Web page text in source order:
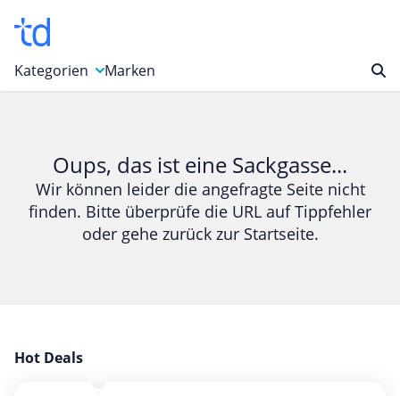
Kategorien
Bücher & Magazine
Computer & Elektronik
Entertainment & Media
Garten, Haushalt & Tiere
Marken
Oups, das ist eine Sackgasse...
Wir können leider die angefragte Seite nicht
finden. Bitte überprüfe die URL auf Tippfehler
oder gehe zurück zur Startseite.
Hot Deals